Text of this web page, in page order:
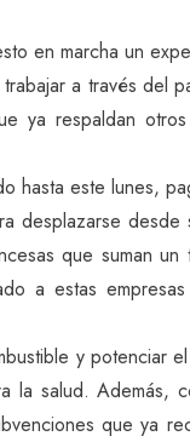
en marcha un
a través del
ya respaldan
hasta este lunes,
desplazarse desde
que suman un
a estas
y potenciar
la salud. Además,
que ya